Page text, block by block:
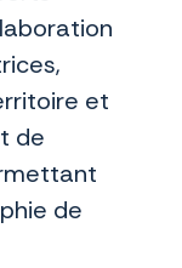
et
de
de